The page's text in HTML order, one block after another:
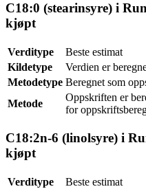
C18:0 (stearinsyre) i
kjøpt
Verditype
Beste estimat
Kildetype
Verdien er
Metodetype Beregnet som
Metode
Oppskriften er
for
C18:2n-6 (linolsyre) i
kjøpt
Verditype
Beste estimat